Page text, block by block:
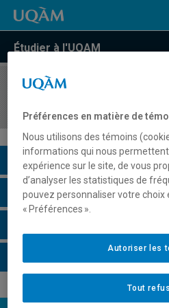
Étudier à l'UQAM
COURS//
Description du cours
Horaire - Été 2026
Préférences en matière de
Nous utilisons des témoins
informations qui nous permettent
expérience sur le site, de vous
d’analyser les statistiques de
pouvez personnaliser votre choix
« Préférences ».
Tout
Autoriser les